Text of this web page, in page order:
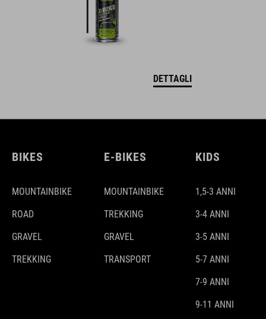
DETTAGLI
BIKES
MOUNTAINBIKE
ROAD
GRAVEL
TREKKING
E-BIKES
MOUNTAINBIKE
TREKKING
GRAVEL
TRANSPORT
KIDS
1,5-3 ANNI
3-4 ANNI
3-5 ANNI
5-7 ANNI
7-9 ANNI
9-11 ANNI